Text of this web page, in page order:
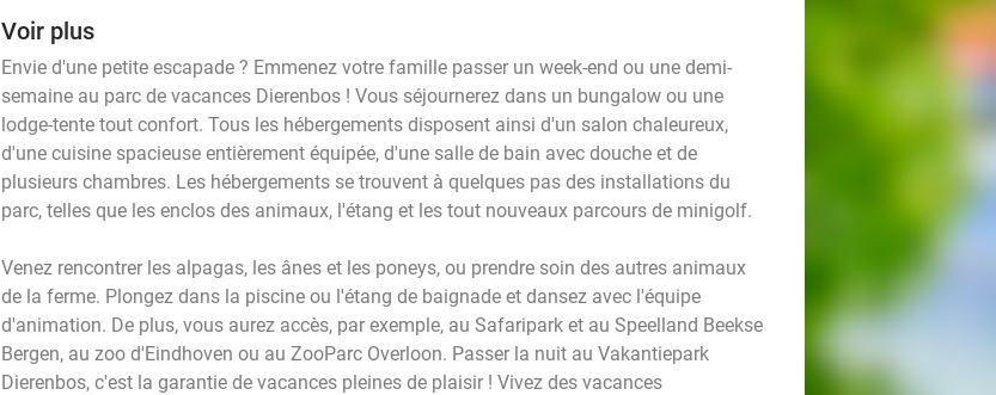
Voir plus
Envie d'une petite escapade ? Emmenez votre famille passer un week-end ou une demi-
semaine au parc de vacances Dierenbos ! Vous séjournerez dans un bungalow ou une
lodge-tente tout confort. Tous les hébergements disposent ainsi d'un salon chaleureux,
d'une cuisine spacieuse entièrement équipée, d'une salle de bain avec douche et de
plusieurs chambres. Les hébergements se trouvent à quelques pas des installations du
parc, telles que les enclos des animaux, l'étang et les tout nouveaux parcours de minigolf.
Venez rencontrer les alpagas, les ânes et les poneys, ou prendre soin des autres animaux
de la ferme. Plongez dans la piscine ou l'étang de baignade et dansez avec l'équipe
d'animation. De plus, vous aurez accès, par exemple, au Safaripark et au Speelland Beekse
Bergen, au zoo d'Eindhoven ou au ZooParc Overloon. Passer la nuit au Vakantiepark
Dierenbos, c'est la garantie de vacances pleines de plaisir ! Vivez des vacances